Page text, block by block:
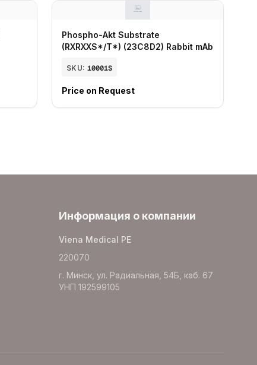
Phospho-Akt Substrate
(RXRXXS*/T*) (23C8D2) Rabbit mAb
SKU: 10001S
Price on Request
Информация о компании
Viena Medical PE
220070
г. Минск, ул. Радиальная, 54Б, каб. 67
УНП 192599105